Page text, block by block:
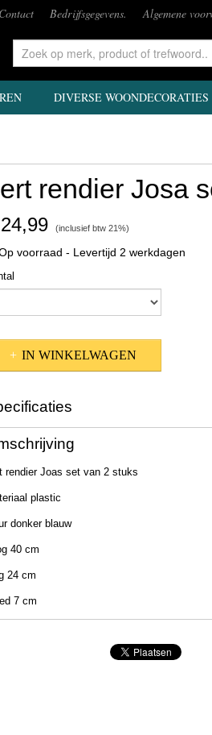
Contact Bedrijfsgegevens. Algemene
DIVERSE WOONDECORATIES
rendier Josa
(inclusief btw 21%)
voorraad - Levertijd 2 werkdagen
IN WINKELWAGEN
code
(l,b,h)
rendier Joas set van 2 stuks
plastic
donker blauw
40 cm
24 cm
7 cm